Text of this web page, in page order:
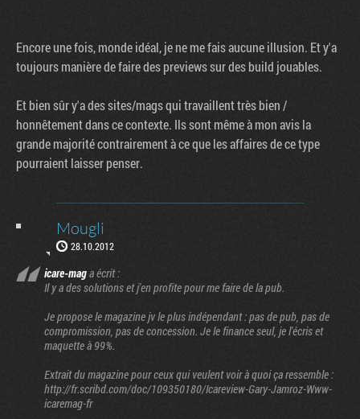
Encore une fois, monde idéal, je ne me fais aucune illusion. Et y'a
toujours manière de faire des previews sur des build jouables.
Et bien sûr y'a des sites/mags qui travaillent très bien /
honnêtement dans ce contexte. Ils sont même à mon avis la
grande majorité contrairement à ce que les affaires de ce type
pourraient laisser penser.
Mougli
28.10.2012
icare-maga écrit :
Il y a des solutions et j'en profite pour me faire de la pub.
Je propose le magazine jv le plus indépendant : pas de pub, pas de
compromission, pas de concession. Je le finance seul, je l'écris et
maquette à 99%.
Extrait du magazine pour ceux qui veulent voir à quoi ça ressemble :
http://fr.scribd.com/doc/109350180/Icareview-Gary-Jamroz-Www-
icaremag-fr